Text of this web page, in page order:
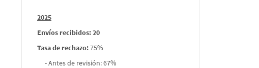
Informes
envios
2025
Envíos recibidos: 20
Tasa de rechazo:75%
- Antes de revisión: 67%